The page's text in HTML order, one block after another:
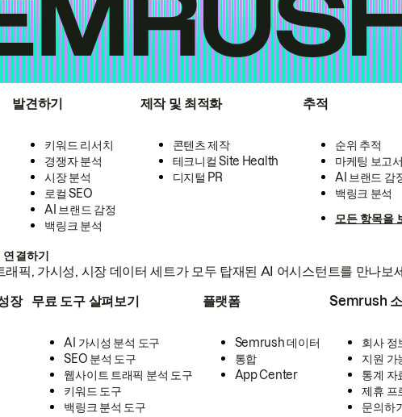
발견하기
키워드 리서치
경쟁자 분석
시장 분석
로컬 SEO
AI 브랜드 감정
백링크 분석
제작 및 최적화
콘텐츠 제작
테크니컬 Site Health
디지털 PR
추적
순위 추적
마케팅 보고
AI 브랜드 감
백링크 분석
모든 항목을
결하기
래픽, 가시성, 시장 데이터 세트가 모두 탑재된 AI 어시스턴트를 만나보
장 무료 도구 살펴보기
AI 가시성 분석 도구
SEO 분석 도구
웹사이트 트래픽 분석 도구
키워드 도구
백링크 분석 도구
플랫폼
Semrush 데이터
통합
App Center
Semrush
회사 정
지원 가
통계 자
제휴 프
문의하